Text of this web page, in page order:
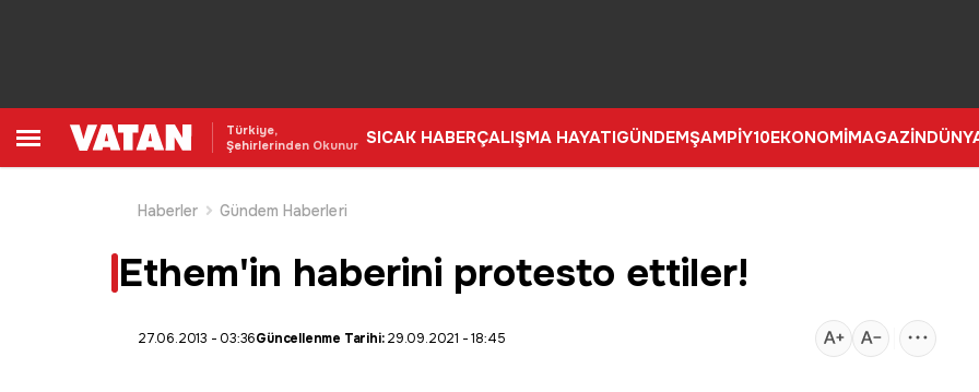
Türkiye,
Şehirlerinden Okunur SICAK HABERÇALIŞMA HAYATIGÜNDEMŞAMPİY10EKONOMİMAGAZİN
Haberler
Gündem Haberleri
Ethem'in haberini protesto ettiler!
27.06.2013 - 03:36Güncellenme Tarihi:29.09.2021 - 18:45